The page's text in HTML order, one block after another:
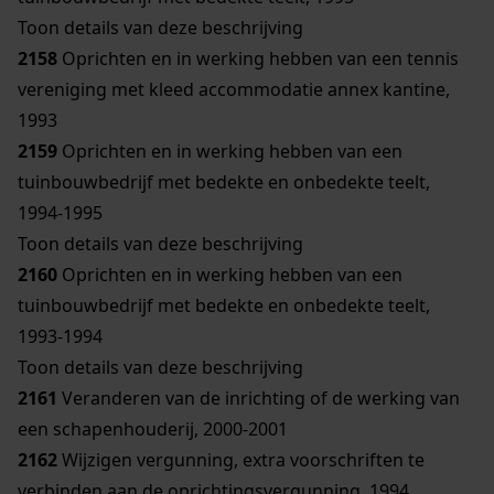
Toon details van deze beschrijving
2158 Oprichten en in werking hebben van een tennis
vereniging met kleed accommodatie annex kantine,
1993
2159 Oprichten en in werking hebben van een
tuinbouwbedrijf met bedekte en onbedekte teelt,
1994-1995
Toon details van deze beschrijving
2160 Oprichten en in werking hebben van een
tuinbouwbedrijf met bedekte en onbedekte teelt,
1993-1994
Toon details van deze beschrijving
2161 Veranderen van de inrichting of de werking van
een schapenhouderij, 2000-2001
2162Wijzigen vergunning, extra voorschriften te